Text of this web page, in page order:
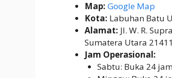
Map: Google Map
Kota: Labuhan Batu
Alamat: Jl. W. R.
Sumatera Utara 21411
Jam Operasional:
Sabtu: Buka 24